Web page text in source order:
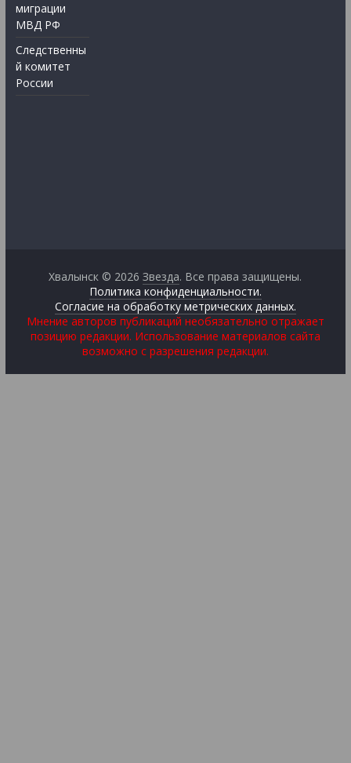
миграции
МВД РФ
Следственны
й комитет
России
Хвалынск © 2026Звезда. Все права защищены.
Политика конфиденциальности.
Согласие на обработку метрических данных.
Мнение авторов публикаций необязательно отражает
позицию редакции. Использование материалов сайта
возможно с разрешения редакции.